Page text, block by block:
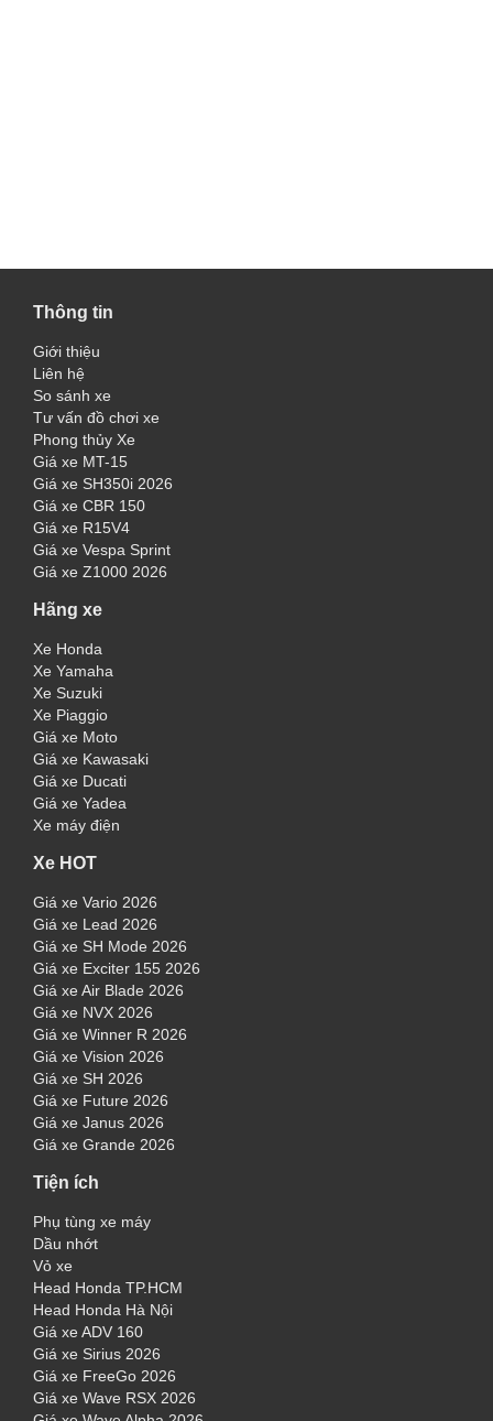
Thông tin
Giới thiệu
Liên hệ
So sánh xe
Tư vấn đồ chơi xe
Phong thủy Xe
Giá xe MT-15
Giá xe SH350i 2026
Giá xe CBR 150
Giá xe R15V4
Giá xe Vespa Sprint
Giá xe Z1000 2026
Hãng xe
Xe Honda
Xe Yamaha
Xe Suzuki
Xe Piaggio
Giá xe Moto
Giá xe Kawasaki
Giá xe Ducati
Giá xe Yadea
Xe máy điện
Xe HOT
Giá xe Vario 2026
Giá xe Lead 2026
Giá xe SH Mode 2026
Giá xe Exciter 155 2026
Giá xe Air Blade 2026
Giá xe NVX 2026
Giá xe Winner R 2026
Giá xe Vision 2026
Giá xe SH 2026
Giá xe Future 2026
Giá xe Janus 2026
Giá xe Grande 2026
Tiện ích
Phụ tùng xe máy
Dầu nhớt
Vỏ xe
Head Honda TP.HCM
Head Honda Hà Nội
Giá xe ADV 160
Giá xe Sirius 2026
Giá xe FreeGo 2026
Giá xe Wave RSX 2026